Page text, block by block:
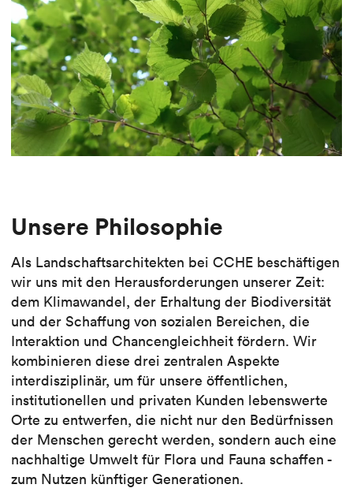
Unsere Philosophie
Als Landschaftsarchitekten bei CCHE beschäftigen
wir uns mit den Herausforderungen unserer Zeit:
dem Klimawandel, der Erhaltung der Biodiversität
und der Schaffung von sozialen Bereichen, die
Interaktion und Chancengleichheit fördern. Wir
kombinieren diese drei zentralen Aspekte
interdisziplinär, um für unsere öffentlichen,
institutionellen und privaten Kunden lebenswerte
Orte zu entwerfen, die nicht nur den Bedürfnissen
der Menschen gerecht werden, sondern auch eine
nachhaltige Umwelt für Flora und Fauna schaffen -
zum Nutzen künftiger Generationen.